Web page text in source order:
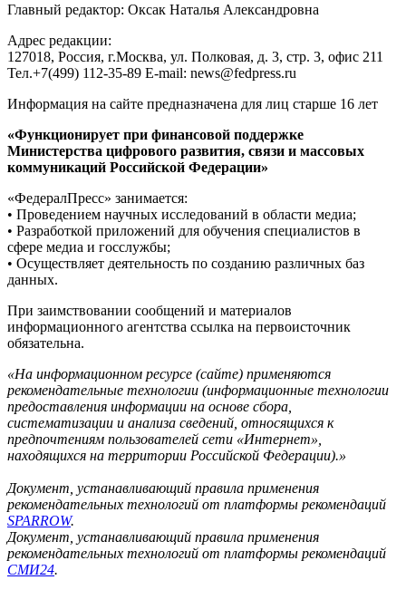
Главный редактор: Оксак Наталья Александровна
Адрес редакции:
127018, Россия, г.Москва, ул. Полковая, д. 3, стр. 3, офис 211
Тел.+7(499) 112-35-89 E-mail: news@fedpress.ru
Информация на сайте предназначена для лиц старше 16 лет
«Функционирует при финансовой поддержке
Министерства цифрового развития, связи и массовых
коммуникаций Российской Федерации»
«ФедералПресс» занимается:
• Проведением научных исследований в области медиа;
• Разработкой приложений для обучения специалистов в
сфере медиа и госслужбы;
• Осуществляет деятельность по созданию различных баз
данных.
При заимствовании сообщений и материалов
информационного агентства ссылка на первоисточник
обязательна.
«На информационном ресурсе (сайте) применяются
рекомендательные технологии (информационные технологии
предоставления информации на основе сбора,
систематизации и анализа сведений, относящихся к
предпочтениям пользователей сети «Интернет»,
находящихся на территории Российской Федерации).»
Документ, устанавливающий правила применения
рекомендательных технологий от платформы рекомендаций
SPARROW.
Документ, устанавливающий правила применения
рекомендательных технологий от платформы рекомендаций
СМИ24.